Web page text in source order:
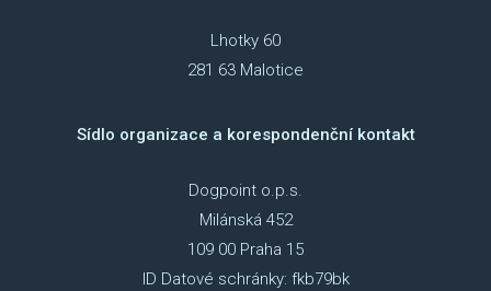
Lhotky 60
281 63 Malotice
Sídlo organizace a korespondenční kontakt
Dogpoint o.p.s.
Milánská 452
109 00 Praha 15
ID Datové schránky: fkb79bk